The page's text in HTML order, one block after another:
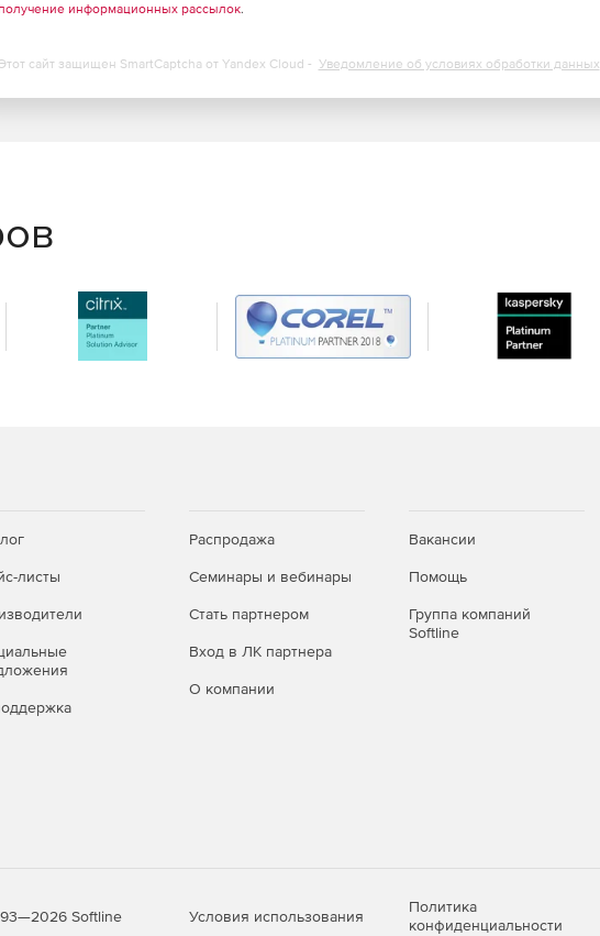
получение информационных рассылок.
Этот сайт защищен SmartCaptcha от Yandex Cloud - Уведомление об условиях обработки данных
листы
Распродажа
Семинары и вебинары
Стать партнером
Вход в ЛК партнера
О компании
Вакансии
Помощь
Группа компаний
Softline
Softline Условия использования
Политика
конфиденциальности